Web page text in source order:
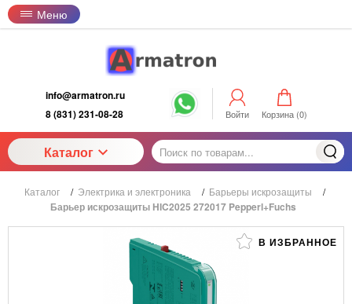
Меню
info@armatron.ru
8 (831) 231-08-28
Войти Корзина (0)
Каталог
Каталог / Электрика и электроника / Барьеры искрозащиты /
Барьер искрозащиты HIC2025 272017 Pepperl+Fuchs
В ИЗБРАННОЕ